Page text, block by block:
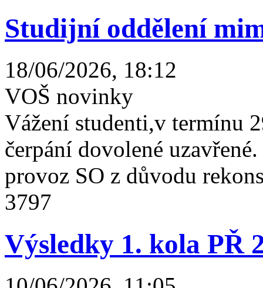
Studijní oddělení
18/06/2026, 18:12
VOŠ novinky
Vážení studenti,v termínu
čerpání dovolené
provoz SO z důvodu
3797
Výsledky 1. kola PŘ